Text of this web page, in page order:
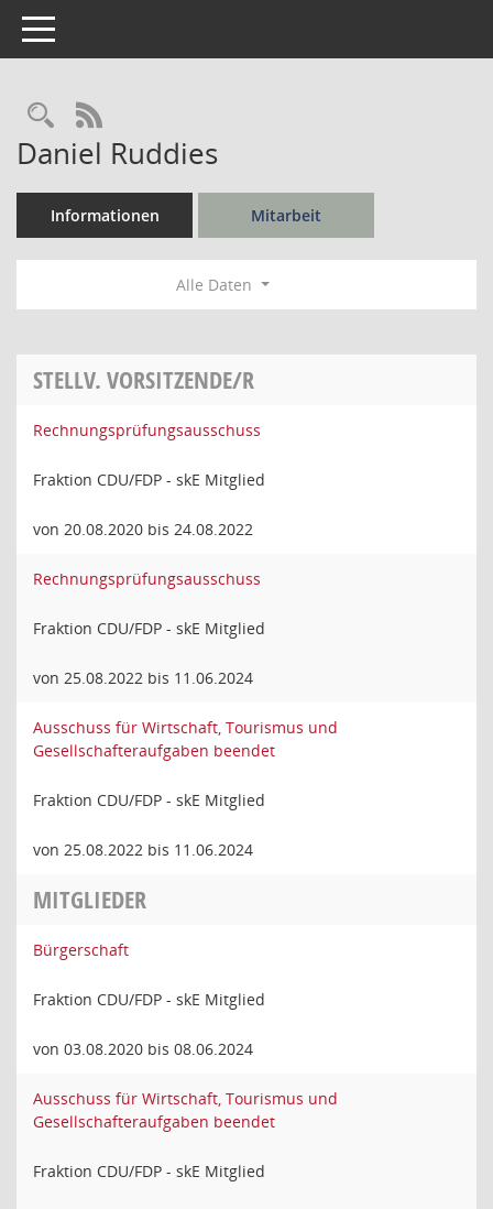
Toggle navigation
Rechercheauswahl
RSS-Feed
Daniel Ruddies
Informationen Mitarbeit
Alle Daten
STELLV. VORSITZENDE/R
Rechnungsprüfungsausschuss
Fraktion CDU/FDP - skE Mitglied
von 20.08.2020 bis 24.08.2022
Rechnungsprüfungsausschuss
Fraktion CDU/FDP - skE Mitglied
von 25.08.2022 bis 11.06.2024
Ausschuss für Wirtschaft, Tourismus und
Gesellschafteraufgaben beendet
Fraktion CDU/FDP - skE Mitglied
von 25.08.2022 bis 11.06.2024
MITGLIEDER
Bürgerschaft
Fraktion CDU/FDP - skE Mitglied
von 03.08.2020 bis 08.06.2024
Ausschuss für Wirtschaft, Tourismus und
Gesellschafteraufgaben beendet
Fraktion CDU/FDP - skE Mitglied